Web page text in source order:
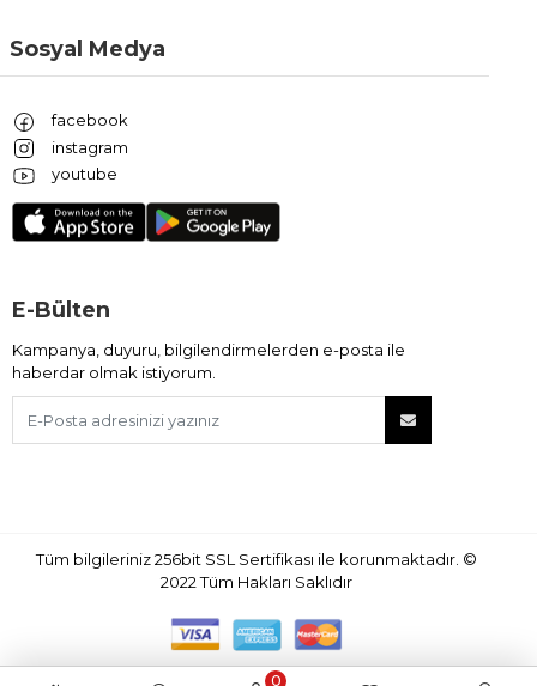
Sosyal Medya
facebook
instagram
youtube
E-Bülten
Kampanya, duyuru, bilgilendirmelerden e-posta ile
haberdar olmak istiyorum.
Tüm bilgileriniz 256bit SSL Sertifikası ile korunmaktadır. ©
2022Tüm Hakları Saklıdır
0